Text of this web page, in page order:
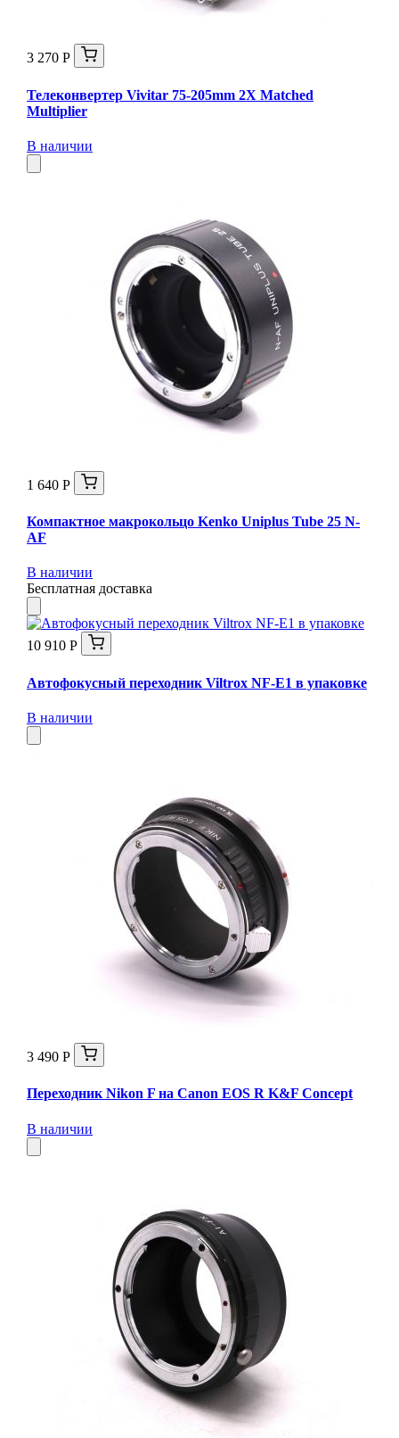
3 270 Р
Телеконвертер Vivitar 75-205mm 2X Matched
Multiplier
В наличии
1 640 Р
Компактное макрокольцо Kenko Uniplus Tube 25 N-
AF
В наличии
Бесплатная доставка
10 910 Р
Автофокусный переходник Viltrox NF-E1 в упаковке
В наличии
3 490 Р
Переходник Nikon F на Canon EOS R K&F Concept
В наличии